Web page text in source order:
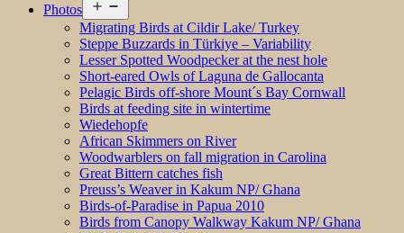
Photos
menu
Migrating Birds at Cildir Lake/ Turkey
Steppe Buzzards in Türkiye – Variability
Lesser Spotted Woodpecker at the nest hole
Short-eared Owls of Laguna de Gallocanta
Pelagic Birds off-shore Mount´s Bay Cornwall
Birds at feeding site in wintertime
Wiedehopfe
African Skimmers on River
Woodwarblers on fall migration in Carolina
Great Bittern catches fish
Preuss’s Weaver in Kakum NP/ Ghana
Birds-of-Paradise in Papua 2010
Birds from Canopy Walkway Kakum NP/ Ghana